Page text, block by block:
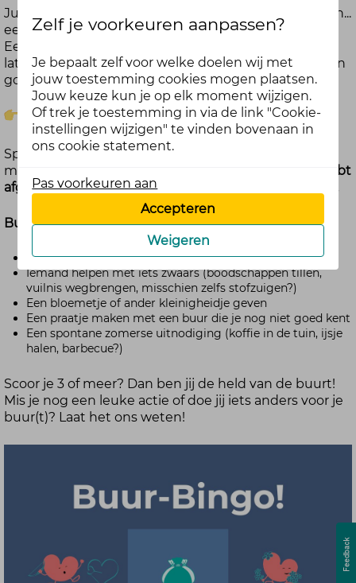
1 jaar geleden
Juli brengt zon (hopen we dan maar), lange dagen en...
een mooie kans om iets liefs te doen voor je buren!
Een klein gebaar kan een groot verschil maken. En
laten we eerlijk zijn, van een fijne buur krijg je net zo’n
goed gevoel als van een dagje strand. Toch?
De uitdaging: Buur-Bingo!
Speel mee met onze Buur-Bingo en vink zoveel
mogelijk vakjes af!
Reageer met hoeveel vakjes jij hebt
afgevinkt én welk vakje jou de grootste glimlach gaf.
Buur-Bingo – hoeveel kun jij afvinken?
Een buur een compliment geven
Iemand helpen met iets zwaars (boodschappen tillen,
vuilnis wegbrengen, misschien zelfs stofzuigen?)
Een bloemetje of ander kleinigheidje geven
Een praatje maken met een buur die je nog niet goed kent
Een spontane zomerse uitnodiging (koffie in de tuin, ijsje
halen, barbecue?)
Scoor je 3 of meer? Dan ben jij de held van de buurt!
Mis je nog een leuke actie of doe jij iets anders voor je
buur(t)? Laat het ons weten!
Zelf je voorkeuren aanpassen?
Je bepaalt zelf voor welke doelen wij met
jouw toestemming cookies mogen plaatsen.
Jouw keuze kun je op elk moment wijzigen.
Of trek je toestemming in via de link "Cookie-
instellingen wijzigen" te vinden bovenaan in
ons cookie statement.
Pas voorkeuren aan
Accepteren
Weigeren